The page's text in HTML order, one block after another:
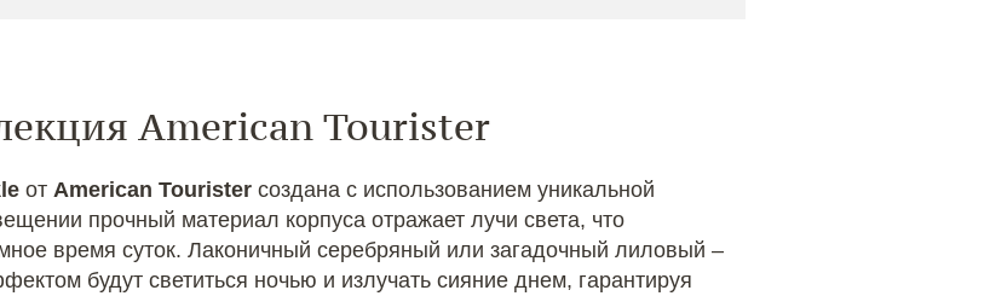
American Tourister
от American Tourister создана с использованием уникальной
прочный материал корпуса отражает лучи света, что
время суток. Лаконичный серебряный или загадочный лиловый –
будут светиться ночью и излучать сияние днем, гарантируя